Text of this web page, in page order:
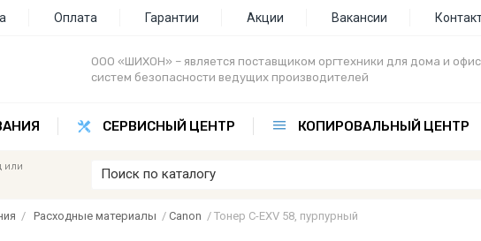
Оплата Гарантии Акции Вакансии
ООО «ШИХОН» – является поставщиком оргтехники для дома и
систем безопасности ведущих производителей
СЕРВИСНЫЙ ЦЕНТР КОПИРОВАЛЬНЫЙ ЦЕНТР
или
/ Расходные материалы / Canon / Тонер C-EXV 58, пурпурный